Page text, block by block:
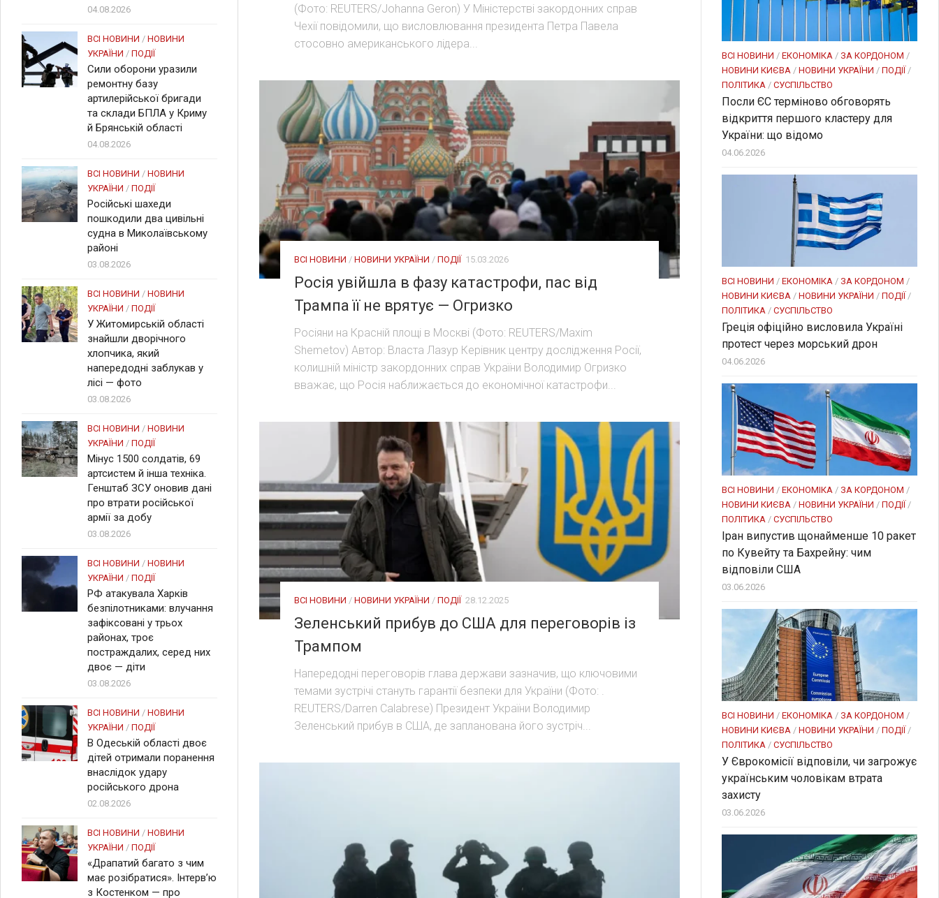
(Фото: REUTERS/Johanna Geron) У Міністерстві закордонних справ
Чехії повідомили, що висловлювання президента Петра Павела
стосовно американського лідера...
ВСІ НОВИНИ / НОВИНИ УКРАЇНИ / ПОДІЇ 15.03.2026
Росія увійшла в фазу катастрофи, пас від
Трампа її не врятує — Огризко
Росіяни на Красній площі в Москві (Фото: REUTERS/Maxim
Shemetov) Автор: Власта Лазур Керівник центру дослідження Росії,
колишній міністр закордонних справ України Володимир Огризко
вважає, що Росія наближається до економічної катастрофи...
ВСІ НОВИНИ / НОВИНИ УКРАЇНИ / ПОДІЇ 28.12.2025
Зеленський прибув до США для переговорів із
Трампом
Напередодні переговорів глава держави зазначив, що ключовими
темами зустрічі стануть гарантії безпеки для України (Фото: .
REUTERS/Darren Calabrese) Президент України Володимир
Зеленський прибув в США, де запланована його зустріч...
04.08.2026
ВСІ НОВИНИ / НОВИНИ
УКРАЇНИ / ПОДІЇ
Сили оборони уразили
ремонтну базу
артилерійської бригади
та склади БПЛА у Криму
й Брянській області
04.08.2026
ВСІ НОВИНИ / НОВИНИ
УКРАЇНИ / ПОДІЇ
Російські шахеди
пошкодили два цивільні
судна в Миколаївському
районі
03.08.2026
ВСІ НОВИНИ / НОВИНИ
УКРАЇНИ / ПОДІЇ
У Житомирській області
знайшли дворічного
хлопчика, який
напередодні заблукав у
лісі — фото
03.08.2026
ВСІ НОВИНИ / НОВИНИ
УКРАЇНИ / ПОДІЇ
Мінус 1500 солдатів, 69
артсистем й інша техніка.
Генштаб ЗСУ оновив дані
про втрати російської
армії за добу
03.08.2026
ВСІ НОВИНИ / НОВИНИ
УКРАЇНИ / ПОДІЇ
РФ атакувала Харків
безпілотниками: влучання
зафіксовані у трьох
районах, троє
постраждалих, серед них
двоє — діти
03.08.2026
ВСІ НОВИНИ / НОВИНИ
УКРАЇНИ / ПОДІЇ
В Одеській області двоє
дітей отримали поранення
внаслідок удару
російського дрона
02.08.2026
ВСІ НОВИНИ / НОВИНИ
УКРАЇНИ / ПОДІЇ
«Драпатий багато з чим
має розібратися». Інтерв’ю
з Костенком — про
ВСІ НОВИНИ / ЕКОНОМІКА / ЗА КОРДОНОМ /
НОВИНИ КИЄВА / НОВИНИ УКРАЇНИ / ПОДІЇ /
ПОЛІТИКА / СУСПІЛЬСТВО
Посли ЄC терміново обговорять
відкриття першого кластеру для
України: що відомо
04.06.2026
ВСІ НОВИНИ / ЕКОНОМІКА / ЗА КОРДОНОМ /
НОВИНИ КИЄВА / НОВИНИ УКРАЇНИ / ПОДІЇ /
ПОЛІТИКА / СУСПІЛЬСТВО
Греція офіційно висловила Україні
протест через морський дрон
04.06.2026
ВСІ НОВИНИ / ЕКОНОМІКА / ЗА КОРДОНОМ /
НОВИНИ КИЄВА / НОВИНИ УКРАЇНИ / ПОДІЇ /
ПОЛІТИКА / СУСПІЛЬСТВО
Іран випустив щонайменше 10 ракет
по Кувейту та Бахрейну: чим
відповіли США
03.06.2026
ВСІ НОВИНИ / ЕКОНОМІКА / ЗА КОРДОНОМ /
НОВИНИ КИЄВА / НОВИНИ УКРАЇНИ / ПОДІЇ /
ПОЛІТИКА / СУСПІЛЬСТВО
У Єврокомісії відповіли, чи загрожує
українським чоловікам втрата
захисту
03.06.2026